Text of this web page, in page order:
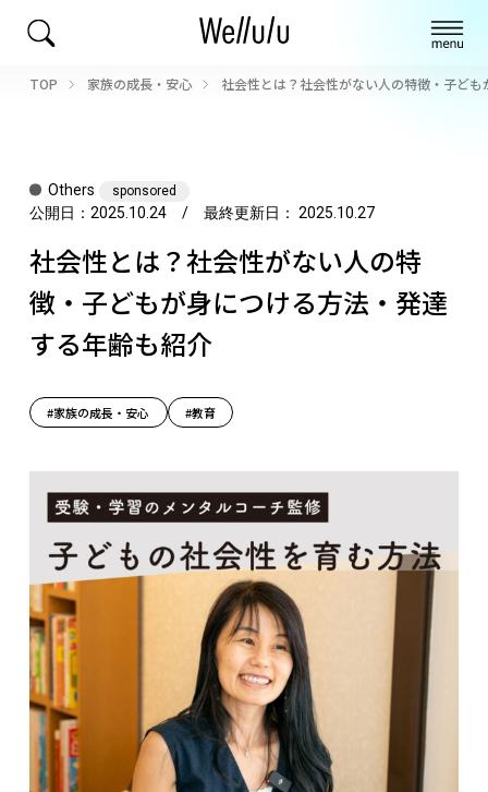
TOP 家族の成長・安心 社会性とは？社会性がない人の特徴・子ど
Others sponsored
公開日： 2025.10.24/ 最終更新日： 2025.10.27
社会性とは？社会性がない人の特
徴・子どもが身につける方法・発達
する年齢も紹介
#家族の成長・安心 #教育